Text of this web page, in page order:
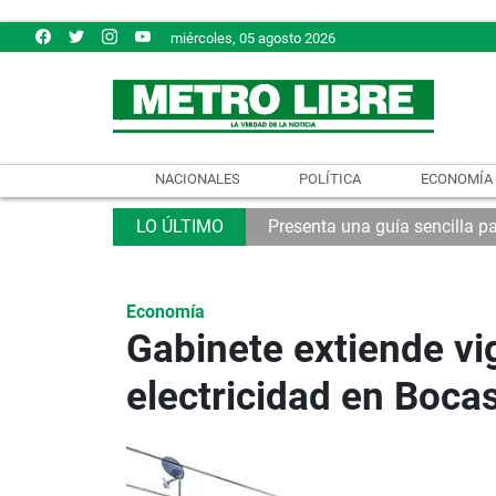
miércoles, 05 agosto 2026
NACIONALES POLÍTICA ECONOMÍA
Presenta una guía sencilla
Economía
Gabinete extiende
electricidad en